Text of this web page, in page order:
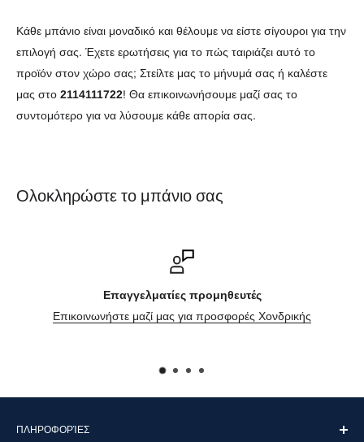
Κάθε μπάνιο είναι μοναδικό και θέλουμε να είστε σίγουροι για την
επιλογή σας. Έχετε ερωτήσεις για το πώς ταιριάζει αυτό το
προϊόν στον χώρο σας; Στείλτε μας το μήνυμά σας ή καλέστε
μας στο 2114111722! Θα επικοινωνήσουμε μαζί σας το
συντομότερο για να λύσουμε κάθε απορία σας.
Ολοκληρώστε το μπάνιο σας
Επικοινωνήστε μαζί μας
Φόρμα επικοινωνίας
ΠΛΗΡΟΦΟΡΊΕΣ